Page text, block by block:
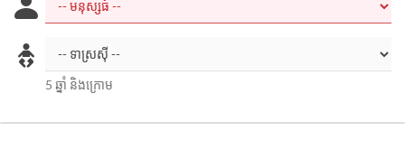
5 ឆ្នាំ និងក្រោម